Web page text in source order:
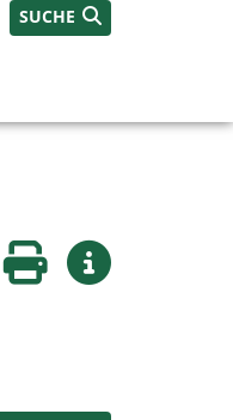
SUCHE
Seite druckenWeitere Infos